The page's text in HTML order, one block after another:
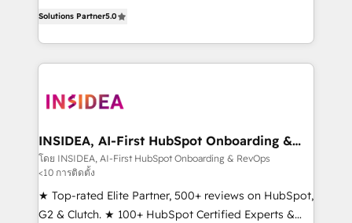
solutions that deliver measurable impact and
transform brand experiences As one of the few full-
service creative agencies in the HubSpot
winning design to build scalable, globally
marketing campaigns, & RevOps frameworks that
fuel long-term success We connect the entire
customer lifecycle through seamless integrations,
ensure long-term adoption with change-
management programs, and align marketing, sales,
Solutions Partner5.0
INSIDEA, AI-First HubSpot Onboarding &
RevOps
โดย INSIDEA, AI-First HubSpot Onboarding & RevOps
<10 การติดตั้ง
★ Top-rated Elite Partner, 500+ reviews on HubSpot,
G2 & Clutch. ★ 100+ HubSpot Certified Experts &